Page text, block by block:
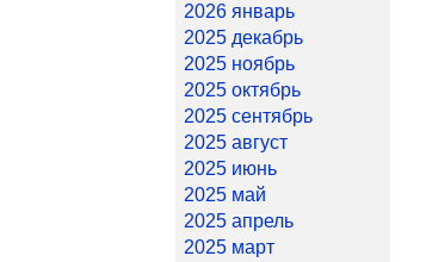
2026 январь
2025 декабрь
2025 ноябрь
2025 октябрь
2025 сентябрь
2025 август
2025 июнь
2025 май
2025 апрель
2025 март